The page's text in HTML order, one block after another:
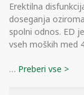
Erektilna
doseganja
spolni odnos. ED
vseh moških med
…